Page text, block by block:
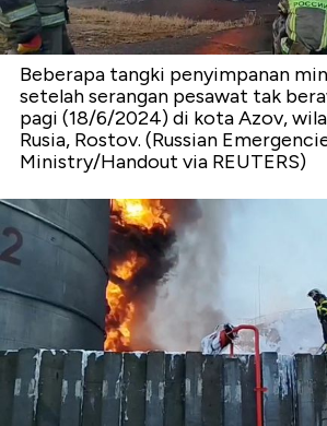
Beberapa tangki penyimpanan
setelah serangan pesawat tak
pagi (18/6/2024) di kota Azov,
Rusia, Rostov. (Russian
Ministry/Handout via REUTERS)